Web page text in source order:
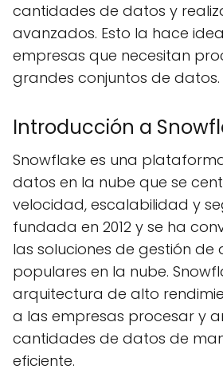
cantidades de datos y
avanzados. Esto la hace
empresas que necesitan
grandes conjuntos de datos.
Introducción a
Snowflake es una
datos en la nube que se
velocidad, escalabilidad y
fundada en 2012 y se ha
las soluciones de gestión de
populares en la nube.
arquitectura de alto
a las empresas procesar y
cantidades de datos de
eficiente.